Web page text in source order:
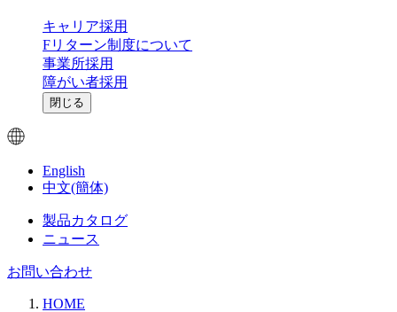
キャリア採用
Fリターン制度について
事業所採用
障がい者採用
閉じる
English
中文(簡体)
製品カタログ
ニュース
お問い合わせ
HOME